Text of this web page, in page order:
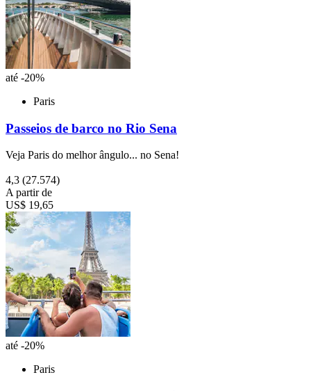
até -20%
Paris
Passeios de barco no Rio Sena
Veja Paris do melhor ângulo... no Sena!
4,3 (27.574)
A partir de
US$ 19,65
até -20%
Paris